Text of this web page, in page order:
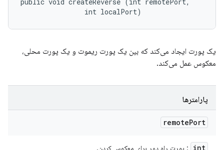
                int localPort)
یک پورت ایجاد می‌کند که بین یک پورت ریموت و یک پورت محلی،
معکوس عمل می‌کند.
پارامترها
remotePort
int : پورت راه دور برای معکوس کردن.